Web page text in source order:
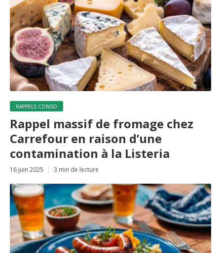
RAPPELS CONSO
Rappel massif de fromage chez
Carrefour en raison d’une
contamination à la Listeria
16 juin 2025 3 min de lecture